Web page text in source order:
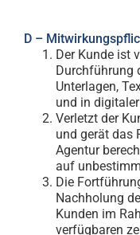
D –
Der Kunde ist
Durchführung
Unterlagen,
und in
Verletzt der
und gerät das
Agentur
auf
Die
Nachholung
Kunden im
verfügbaren